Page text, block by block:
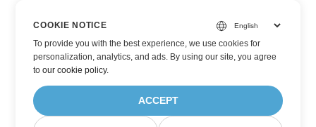
COOKIE NOTICE
To provide you with the best experience, we use cookies for
personalization, analytics, and ads. By using our site, you agree
toour cookie policy.
ACCEPT